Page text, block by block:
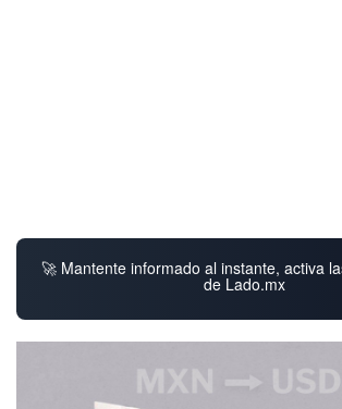
🚀 Mantente informado al instante, activa
de Lado.mx